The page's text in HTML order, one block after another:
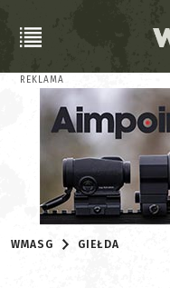
REKLAMA
WMASG GIEŁDA